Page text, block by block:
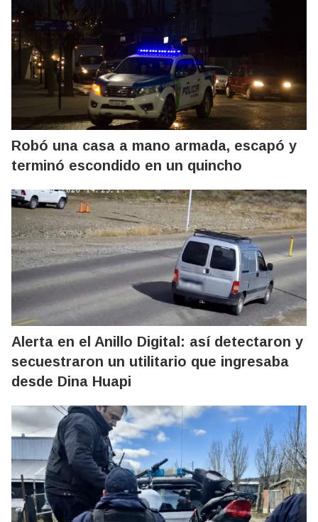
Robó una casa a mano armada, escapó y
terminó escondido en un quincho
Alerta en el Anillo Digital: así detectaron y
secuestraron un utilitario que ingresaba
desde Dina Huapi